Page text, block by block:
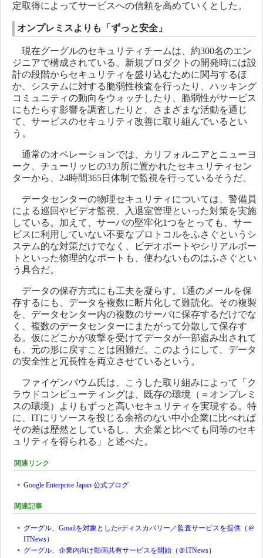
定取得によってサービスへの信頼を高めていくとした。
オンプレミスよりも「ずっと安全」
現在グーグルのセキュリティチームは、約300名のエン
ジニアで構成されている。新規プロダクトの開発時には設
計の段階からセキュリティを盛り込むために関与するほ
か、システムに対する脆弱性検査を行ったり、ハッキング
コミュニティの動向をウォッチしたり、脆弱性がサービス
にもたらす影響を調査したりと、さまざまな活動を通じ
て、サービスのセキュリティ改善に取り組んでいるとい
う。
通常のオペレーションでは、カリフォルニアとニューヨ
ーク、チューリッヒの3カ所に置かれたセキュリティセン
ターから、24時間365日体制で監視を行っているそうだ。
データセンターの物理セキュリティについては、警備員
による巡回やビデオ監視、入退室管理といった対策を実施
している。加えて、サーバの堅牢化1つをとっても、サー
ビスに利用していない不要なプロトコルをふさぐというシ
ステム的な対策だけでなく、ビデオポートやシリアルポー
トといった物理的なポートも、使わないものはふさぐとい
う具合だ。
データの保存方式にも工夫を凝らす。1通のメールを保
存するにも、データを複数に断片化して難読化。その複製
を、データセンター内の複数のサーバに保存するだけでな
く、複数のデータセンターにまたがって分散して保存す
る。仮にどこかが攻撃を受けてデータが一部盗み出されて
も、元の形に戻すことは困難だ。このようにして、データ
の安全性と冗長性を両立させているという。
ファイゲンバウム氏は、こうした取り組みによって「ク
ラウドコンピューティングは、既存の環境（＝オンプレミ
スの環境）よりもずっと高いセキュリティを実現する。特
に、ITにリソースを投じる余裕のない中小企業に比べれば
その差は歴然としているし、大企業と比べても同等のセキ
ュリティを得られる」と述べた。
関連リンク
Google Enterprise Japan 公式ブログ
関連記事
グーグル、Gmailを対象としたeディスカバリー／監査サービスを提供（＠
ITNews）
グーグル、企業内向け動画共有サービスを開始（＠ITNews）